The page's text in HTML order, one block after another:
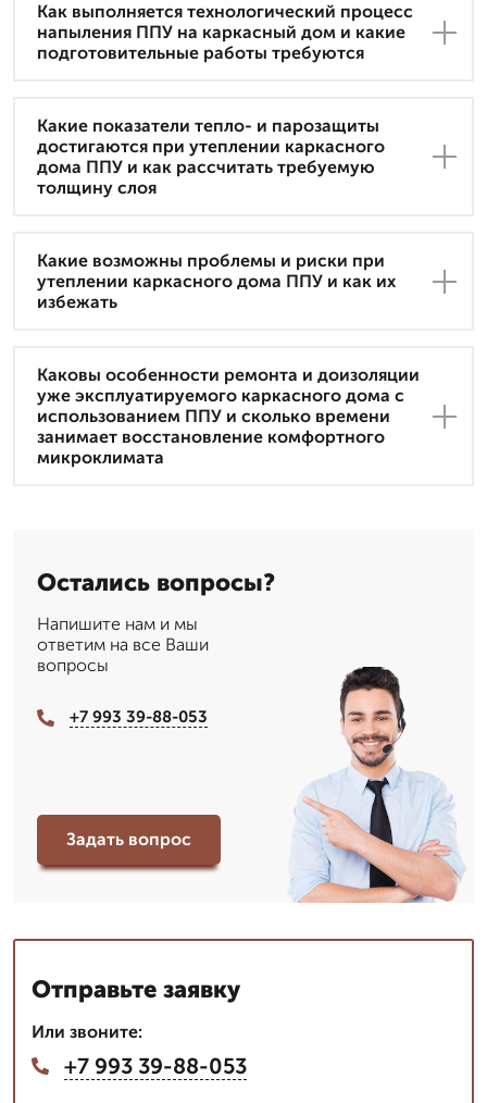
Как выполняется технологический процесс
напыления ППУ на каркасный дом и какие
подготовительные работы требуются
Какие показатели тепло- и парозащиты
достигаются при утеплении каркасного
дома ППУ и как рассчитать требуемую
толщину слоя
Какие возможны проблемы и риски при
утеплении каркасного дома ППУ и как их
избежать
Каковы особенности ремонта и доизоляции
уже эксплуатируемого каркасного дома с
использованием ППУ и сколько времени
занимает восстановление комфортного
микроклимата
Остались вопросы?
Напишите нам и мы
ответим на все Ваши
вопросы
+7 993 39-88-053
Задать вопрос
Отправьте заявку
Или звоните:
+7 993 39-88-053